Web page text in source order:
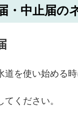
・中止届の
使い始める時
てください。